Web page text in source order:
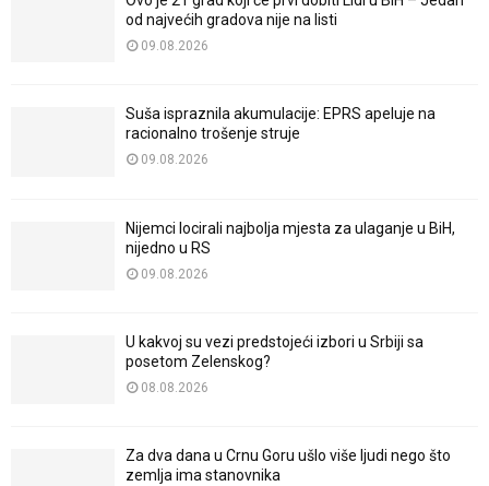
od najvećih gradova nije na listi
09.08.2026
Suša ispraznila akumulacije: EPRS apeluje na
racionalno trošenje struje
09.08.2026
Nijemci locirali najbolja mjesta za ulaganje u BiH,
nijedno u RS
09.08.2026
U kakvoj su vezi predstojeći izbori u Srbiji sa
posetom Zelenskog?
08.08.2026
Za dva dana u Crnu Goru ušlo više ljudi nego što
zemlja ima stanovnika